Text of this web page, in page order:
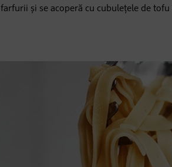
și se acoperă cu cubulețele de